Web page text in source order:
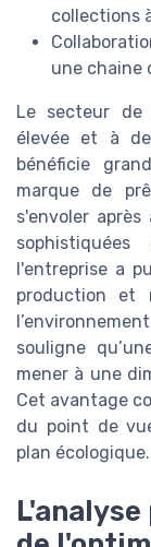
collections
une chaine
Le secteur
élevée et à
bénéficie
marque de
s'envoler
l'entreprise a pu
production et
souligne
mener à une
Cet avantage
du point de
plan écologique.